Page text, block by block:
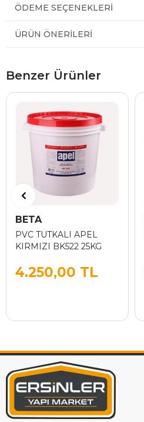
ÖDEME SEÇENEKLERI
ÜRÜN ÖNERILERI
Benzer Ürünler
BETA
PVC TUTKALI APEL
KIRMIZI BK522 25KG
4.250,00 TL